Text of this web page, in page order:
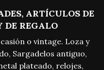
ARTÍCULOS DE
DE REGALO
o vintage. Loza y
Sargadelos antiguo,
plateado, relojes,